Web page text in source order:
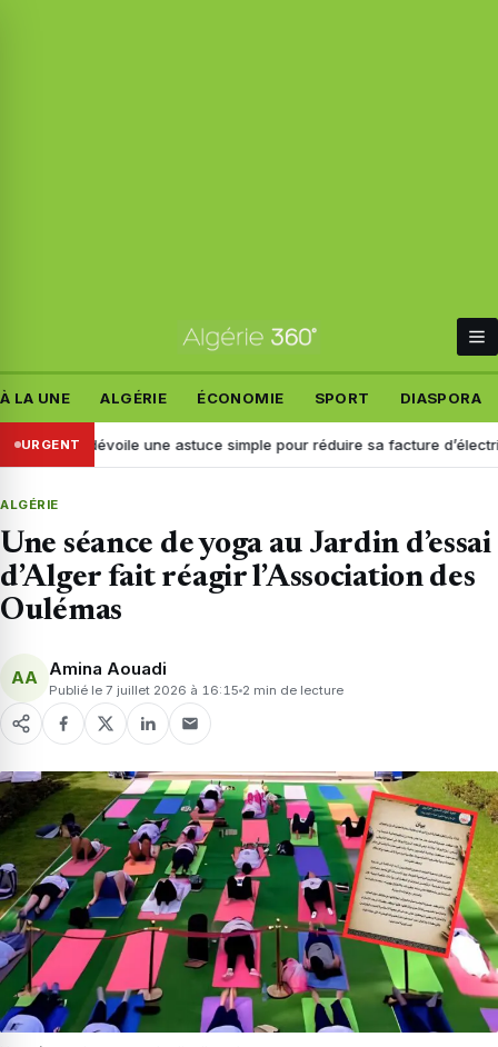
À LA UNE ALGÉRIE ÉCONOMIE SPORT DIASPORA
URGENT
dévoile une astuce simple pour réduire sa facture d’électricité Il
ALGÉRIE
Une séance de yoga au Jardin d’essai
d’Alger fait réagir l’Association des
Oulémas
AA Amina Aouadi
Publié le 7 juillet 2026 à 16:15 2 min de lecture